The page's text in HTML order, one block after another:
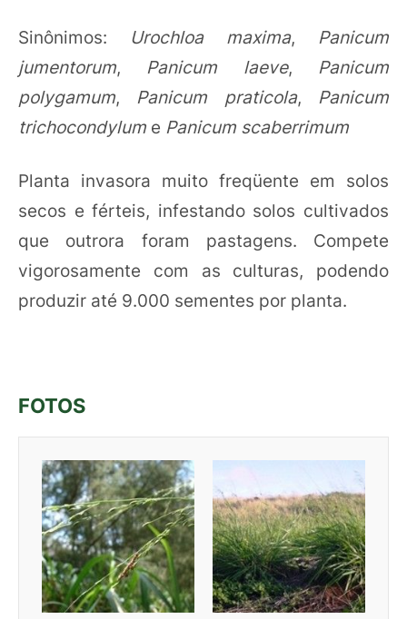
Sinônimos: Urochloa maxima, Panicum
jumentorum, Panicum laeve, Panicum
polygamum, Panicum praticola, Panicum
trichocondylum e Panicum scaberrimum
Planta invasora muito freqüente em solos
secos e férteis, infestando solos cultivados
que outrora foram pastagens. Compete
vigorosamente com as culturas, podendo
produzir até 9.000 sementes por planta.
FOTOS